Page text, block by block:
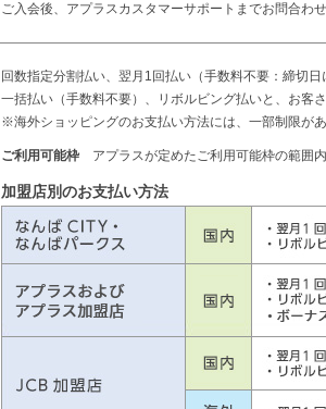
ご入会後、アプラスカスタマーサポートまでお問合わせ
回数指定分割払い、翌月1回払い（手数料不要：締切
一括払い（手数料不要）、リボルビング払いと、お客
※海外ショッピングのお支払い方法には、一部制限があ
ご利用可能枠 アプラスが定めたご利用可能枠の範囲内
加盟店別のお支払い方法